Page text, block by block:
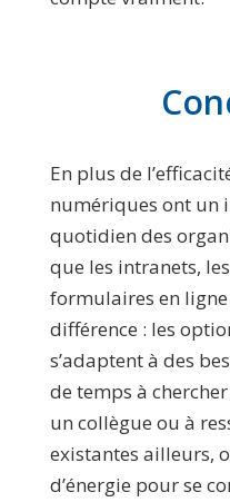
En plus de
numériques ont un
quotidien des
que les intranets,
formulaires en
différence : les
s’adaptent à des
de temps à
un collègue ou à
existantes ailleurs,
d’énergie pour se